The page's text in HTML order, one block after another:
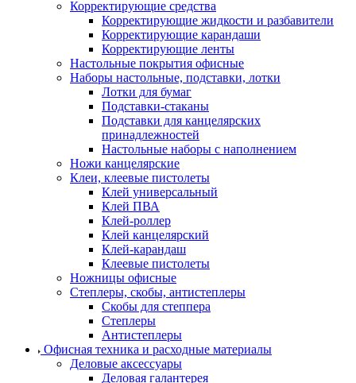
Корректирующие средства
Корректирующие жидкости и разбавители
Корректирующие карандаши
Корректирующие ленты
Настольные покрытия офисные
Наборы настольные, подставки, лотки
Лотки для бумаг
Подставки-стаканы
Подставки для канцелярских
принадлежностей
Настольные наборы с наполнением
Ножи канцелярские
Клеи, клеевые пистолеты
Клей универсальный
Клей ПВА
Клей-роллер
Клей канцелярский
Клей-карандаш
Клеевые пистолеты
Ножницы офисные
Степлеры, скобы, антистеплеры
Скобы для степпера
Степлеры
Антистеплеры
Офисная техника и расходные материалы
Деловые аксессуары
Деловая галантерея